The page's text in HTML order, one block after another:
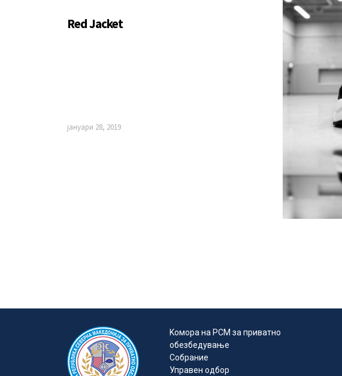
Red Jacket
јануари 28, 2019
Kомора на РСМ за приватно
обезбедувањe
Собрание
Управен одбор